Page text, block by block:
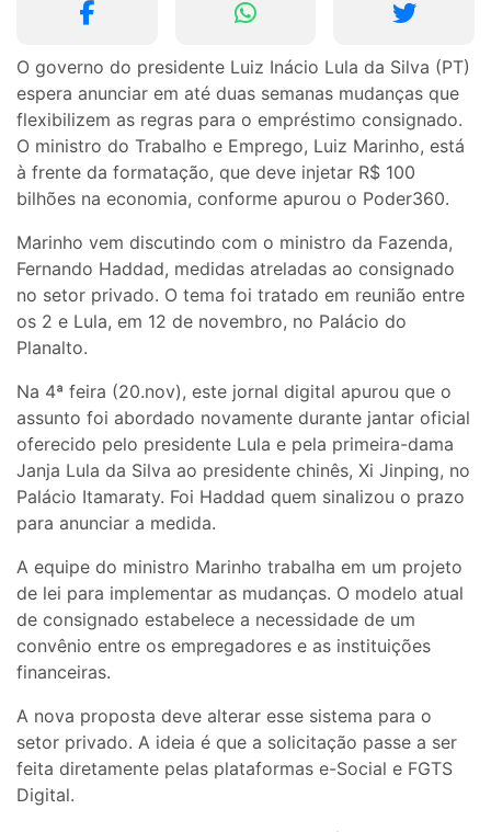
O governo do presidente Luiz Inácio Lula da Silva (PT)
espera anunciar em até duas semanas mudanças que
flexibilizem as regras para o empréstimo consignado.
O ministro do Trabalho e Emprego, Luiz Marinho, está
à frente da formatação, que deve injetar R$ 100
bilhões na economia, conforme apurou o Poder360.
Marinho vem discutindo com o ministro da Fazenda,
Fernando Haddad, medidas atreladas ao consignado
no setor privado. O tema foi tratado em reunião entre
os 2 e Lula, em 12 de novembro, no Palácio do
Planalto.
Na 4ª feira (20.nov), este jornal digital apurou que o
assunto foi abordado novamente durante jantar oficial
oferecido pelo presidente Lula e pela primeira-dama
Janja Lula da Silva ao presidente chinês, Xi Jinping, no
Palácio Itamaraty. Foi Haddad quem sinalizou o prazo
para anunciar a medida.
A equipe do ministro Marinho trabalha em um projeto
de lei para implementar as mudanças. O modelo atual
de consignado estabelece a necessidade de um
convênio entre os empregadores e as instituições
financeiras.
A nova proposta deve alterar esse sistema para o
setor privado. A ideia é que a solicitação passe a ser
feita diretamente pelas plataformas e-Social e FGTS
Digital.